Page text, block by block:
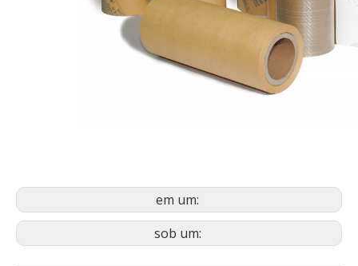
em um:
sob um: